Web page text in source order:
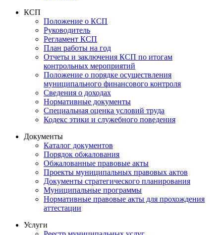
КСП
Положение о КСП
Руководитель
Регламент КСП
План работы на год
Отчеты и заключения КСП по итогам
контрольных мероприятий
Положение о порядке осуществления
муниципального финансового контроля
Сведения о доходах
Нормативные документы
Специальная оценка условий труда
Кодекс этики и служебного поведения
Документы
Каталог документов
Порядок обжалования
Обжалованные правовые акты
Проекты муниципальных правовых актов
Документы стратегического планирования
Муниципальные программы
Нормативные правовые акты для прохождения
аттестации
Услуги